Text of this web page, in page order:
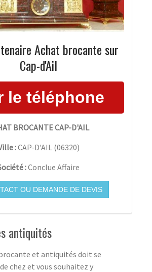
Achat brocante sur
Cap-d'Ail
BROCANTE CAP-D'AIL
:CAP-D'AIL (06320)
:Conclue Affaire
OU DEMANDE DE DEVIS
antiquités
et antiquités doit se
chez et vous souhaitez y